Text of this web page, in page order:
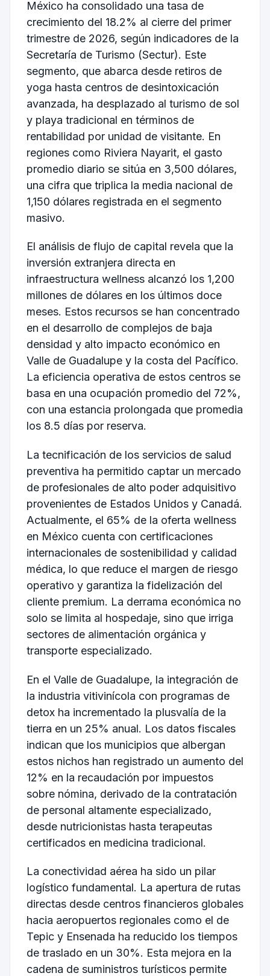
México ha consolidado una tasa de
crecimiento del 18.2% al cierre del primer
trimestre de 2026, según indicadores de la
Secretaría de Turismo (Sectur). Este
segmento, que abarca desde retiros de
yoga hasta centros de desintoxicación
avanzada, ha desplazado al turismo de sol
y playa tradicional en términos de
rentabilidad por unidad de visitante. En
regiones como Riviera Nayarit, el gasto
promedio diario se sitúa en 3,500 dólares,
una cifra que triplica la media nacional de
1,150 dólares registrada en el segmento
masivo.
El análisis de flujo de capital revela que la
inversión extranjera directa en
infraestructura wellness alcanzó los 1,200
millones de dólares en los últimos doce
meses. Estos recursos se han concentrado
en el desarrollo de complejos de baja
densidad y alto impacto económico en
Valle de Guadalupe y la costa del Pacífico.
La eficiencia operativa de estos centros se
basa en una ocupación promedio del 72%,
con una estancia prolongada que promedia
los 8.5 días por reserva.
La tecnificación de los servicios de salud
preventiva ha permitido captar un mercado
de profesionales de alto poder adquisitivo
provenientes de Estados Unidos y Canadá.
Actualmente, el 65% de la oferta wellness
en México cuenta con certificaciones
internacionales de sostenibilidad y calidad
médica, lo que reduce el margen de riesgo
operativo y garantiza la fidelización del
cliente premium. La derrama económica no
solo se limita al hospedaje, sino que irriga
sectores de alimentación orgánica y
transporte especializado.
En el Valle de Guadalupe, la integración de
la industria vitivinícola con programas de
detox ha incrementado la plusvalía de la
tierra en un 25% anual. Los datos fiscales
indican que los municipios que albergan
estos nichos han registrado un aumento del
12% en la recaudación por impuestos
sobre nómina, derivado de la contratación
de personal altamente especializado,
desde nutricionistas hasta terapeutas
certificados en medicina tradicional.
La conectividad aérea ha sido un pilar
logístico fundamental. La apertura de rutas
directas desde centros financieros globales
hacia aeropuertos regionales como el de
Tepic y Ensenada ha reducido los tiempos
de traslado en un 30%. Esta mejora en la
cadena de suministros turísticos permite